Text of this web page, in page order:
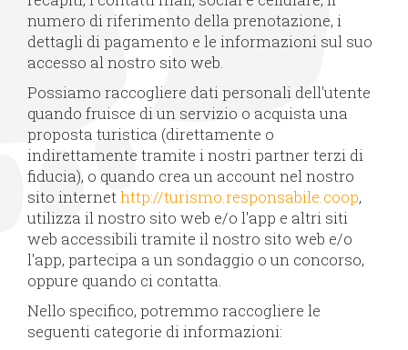
numero di riferimento della prenotazione, i
dettagli di pagamento e le informazioni sul suo
accesso al nostro sito web.
Possiamo raccogliere dati personali dell'utente
quando fruisce di un servizio o acquista una
proposta turistica (direttamente o
indirettamente tramite i nostri partner terzi di
fiducia), o quando crea un account nel nostro
sito internethttp://turismo.responsabile.coop,
utilizza il nostro sito web e/o l'app e altri siti
web accessibili tramite il nostro sito web e/o
l'app, partecipa a un sondaggio o un concorso,
oppure quando ci contatta.
Nello specifico, potremmo raccogliere le
seguenti categorie di informazioni: